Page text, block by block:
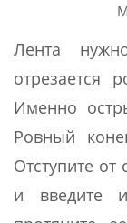
Лента
отрезается
Именно
Ровный
Отступите от
и введите